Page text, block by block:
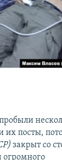
их посты,
закрыт со
огромного